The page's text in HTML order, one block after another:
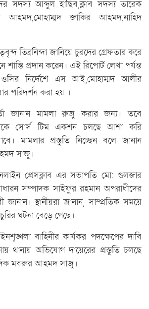
সদস্য আব্দুল হাছিব,ক্লাব সদস্য তারেক
আহমদ,মোহাম্মদ জাকির আহমদ,নাহিদ
তিব্রনিন্দা জানিয়ে চুরদের গ্রেফতার করে
প্রদান করেন। এই রিপোর্ট লেখা পর্যন্ত
নির্দেশে এস আই,মোহাম্মদ আলীর
পরিদর্শন করা হয় ।
জানান মামলা রুজু করার জন্য। তবে
সোর্স টিম একশন চলছে আশা করি
মামলার প্রস্তুুতি নিচ্ছেন বলে জানান
সাজু।
প্রেসক্লাব এর সভাপতি মো: গুলজার
সম্পাদক সাইফুর রহমান অপরাধীদের
স্থানীয়রা জানান, সাম্প্রতিক সময়ে
ঘটনা বেড়ে গেছে।
বাহিনীর কার্যকর পদক্ষেপের দাবি
থানায় অভিযোগ দায়েরের প্রস্তুতি চলছে
মবরুর আহমদ সাজু।